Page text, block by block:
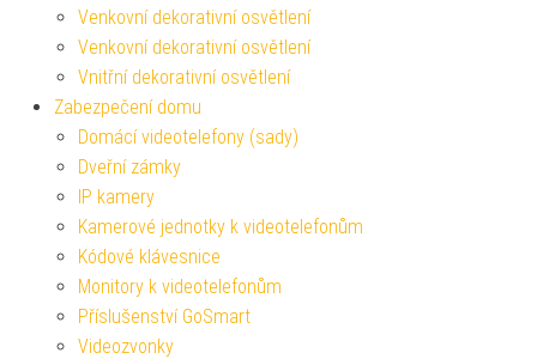
Venkovní dekorativní osvětlení
Venkovní dekorativní osvětlení
Vnitřní dekorativní osvětlení
Zabezpečení domu
Domácí videotelefony (sady)
Dveřní zámky
IP kamery
Kamerové jednotky k videotelefonům
Kódové klávesnice
Monitory k videotelefonům
Příslušenství GoSmart
Videozvonky